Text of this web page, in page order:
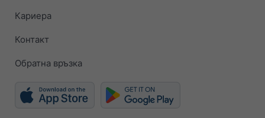
Кариера
Контакт
Обратна връзка